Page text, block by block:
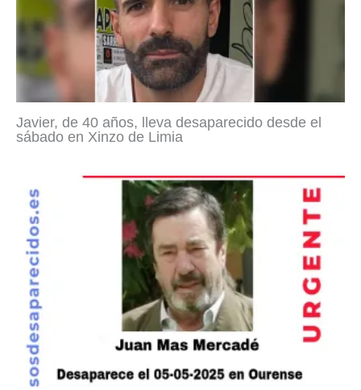
Javier, de 40 años, lleva desaparecido desde el
sábado en Xinzo de Limia